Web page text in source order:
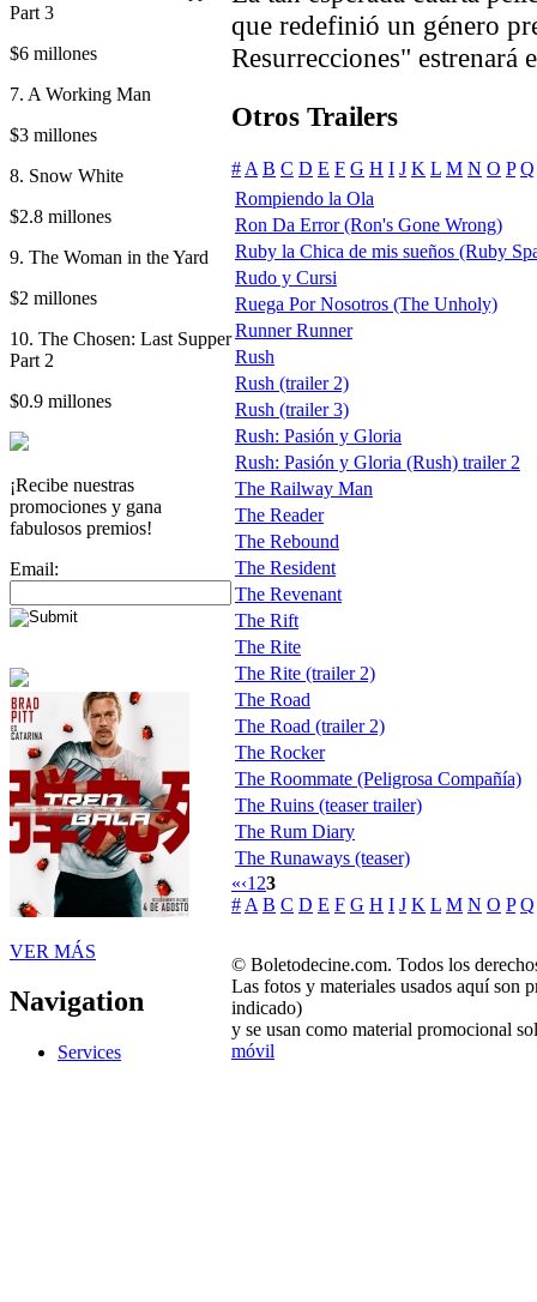
Part 3
$6 millones
7. A Working Man
$3 millones
8. Snow White
$2.8 millones
9. The Woman in the Yard
$2 millones
10. The Chosen: Last Supper
Part 2
$0.9 millones
¡Recibe nuestras
promociones y gana
fabulosos premios!
Email:
VER MÁS
Navigation
Services
que redefinió un género
Resurrecciones" estrenará
Otros Trailers
# A B C D E F G H I J K L M N O P Q
Rompiendo la Ola
Ron Da Error (Ron's Gone Wrong)
Ruby la Chica de mis sueños (Ruby
Rudo y Cursi
Ruega Por Nosotros (The Unholy)
Runner Runner
Rush
Rush (trailer 2)
Rush (trailer 3)
Rush: Pasión y Gloria
Rush: Pasión y Gloria (Rush) trailer 2
The Railway Man
The Reader
The Rebound
The Resident
The Revenant
The Rift
The Rite
The Rite (trailer 2)
The Road
The Road (trailer 2)
The Rocker
The Roommate (Peligrosa Compañía)
The Ruins (teaser trailer)
The Rum Diary
The Runaways (teaser)
«‹1 23
# A B C D E F G H I J K L M N O P Q
© Boletodecine.com. Todos los
Las fotos y materiales usados aquí son
indicado)
y se usan como material promocional
móvil